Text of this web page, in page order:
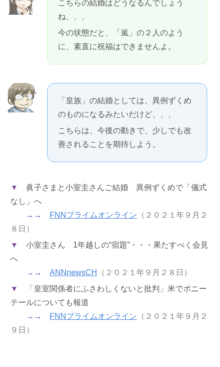
こちらの結婚はどうなるんでしょう
ね、、、
今の状態だと、「嵐」の２人のよう
に、素直に祝福はできませんよ。
「皇族」の結婚としては、異例ずくめ
のものになるみたいだけど、、、
こちらは、今後の動きで、少しでも改
善されることを期待しよう。
▼
眞子さまと小室圭さんご結婚 異例ずくめで「儀式
なし」へ
→→
FNNプライムオンライン （２０２１年９月２
８日）
▼
小室圭さん 1年越しの“宿題”・・・果たすべく会見
へ
→→
ANNnewsCH
（２０２１年９月２８日）
▼
「皇室関係者にふさわしくないと批判」米でポニー
テールについても報道
→→
FNNプライムオンライン （２０２１年９月２
９日）